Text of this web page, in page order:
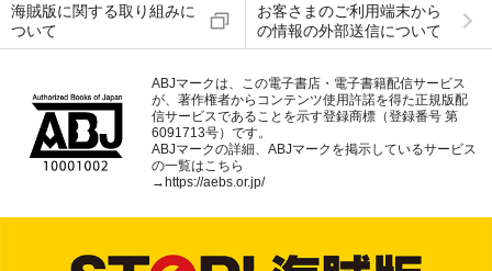
海賊版に関する取り組みに
ついて
お客さまのご利用端末から
の情報の外部送信について
ABJマークは、この電子書店・電子書籍配信サービス
が、著作権者からコンテンツ使用許諾を得た正規版配
信サービスであることを示す登録商標（登録番号 第
6091713号）です。
ABJマークの詳細、ABJマークを掲示しているサービス
の一覧はこちら
→https://aebs.or.jp/